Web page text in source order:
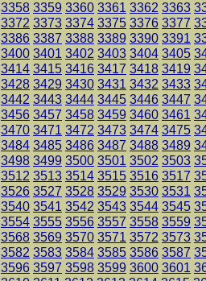
3358 3359 3360 3361 3362 3363
3372 3373 3374 3375 3376 3377
3386 3387 3388 3389 3390 3391
3400 3401 3402 3403 3404 3405
3414 3415 3416 3417 3418 3419
3428 3429 3430 3431 3432 3433
3442 3443 3444 3445 3446 3447
3456 3457 3458 3459 3460 3461
3470 3471 3472 3473 3474 3475
3484 3485 3486 3487 3488 3489
3498 3499 3500 3501 3502 3503
3512 3513 3514 3515 3516 3517
3526 3527 3528 3529 3530 3531
3540 3541 3542 3543 3544 3545
3554 3555 3556 3557 3558 3559
3568 3569 3570 3571 3572 3573
3582 3583 3584 3585 3586 3587
3596 3597 3598 3599 3600 3601